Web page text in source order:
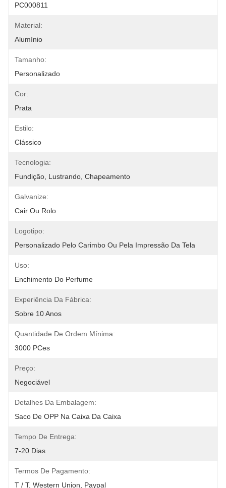
PC000811
Material:
Alumínio
Tamanho:
Personalizado
Cor:
Prata
Estilo:
Clássico
Tecnologia:
Fundição, Lustrando, Chapeamento
Galvanize:
Cair Ou Rolo
Logotipo:
Personalizado Pelo Carimbo Ou Pela Impressão Da Tela
Uso:
Enchimento Do Perfume
Experiência Da Fábrica:
Sobre 10 Anos
Quantidade De Ordem Mínima:
3000 PCes
Preço:
Negociável
Detalhes Da Embalagem:
Saco De OPP Na Caixa Da Caixa
Tempo De Entrega:
7-20 Dias
Termos De Pagamento:
T / T, Western Union, Paypal